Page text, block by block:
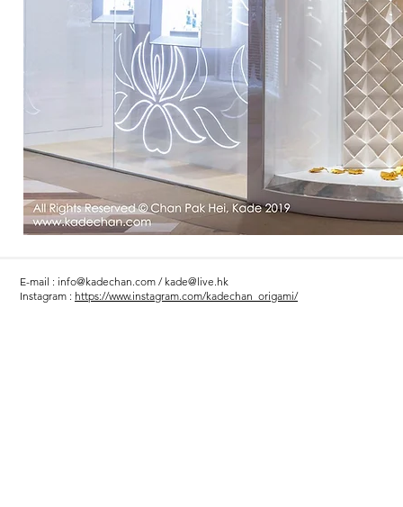
E-mail : info@kadechan.com / kade@live.hk
Instagram : https://www.instagram.com/kadechan_origami/